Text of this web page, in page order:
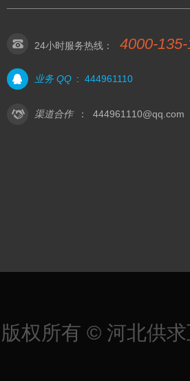
24小时服务热线： 4000-
业务 QQ : 444961110
渠道合作 ： 444961110@qq.com
版权所有 © 河北供